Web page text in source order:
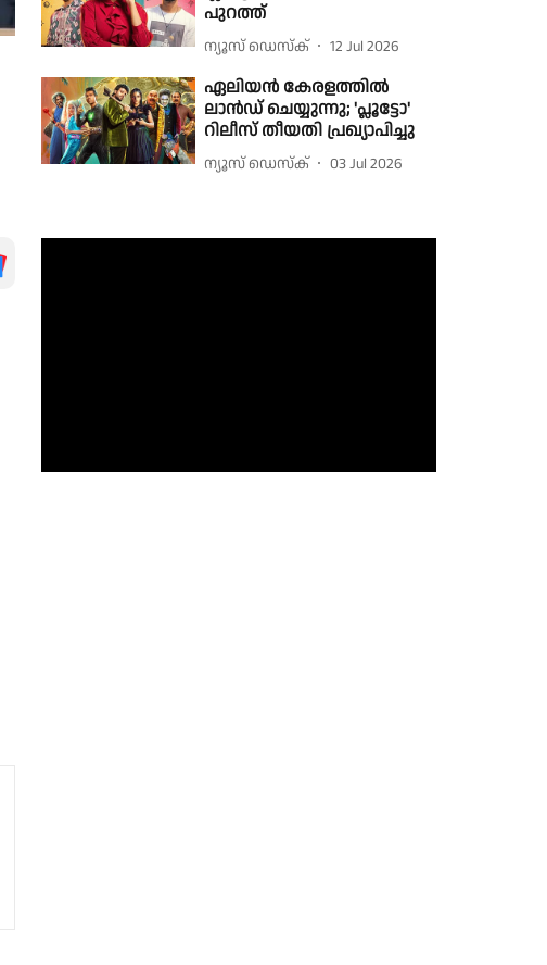
പുറത്ത്
ന്യൂസ് ഡെസ്ക് 12 Jul 2026
ഏലിയൻ കേരളത്തിൽ
ലാൻഡ് ചെയ്യുന്നു; 'പ്ലൂട്ടോ'
റിലീസ് തീയതി പ്രഖ്യാപിച്ചു
ന്യൂസ് ഡെസ്ക് 03 Jul 2026